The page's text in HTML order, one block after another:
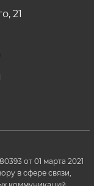
21
от 01 марта 2021
в сфере связи,